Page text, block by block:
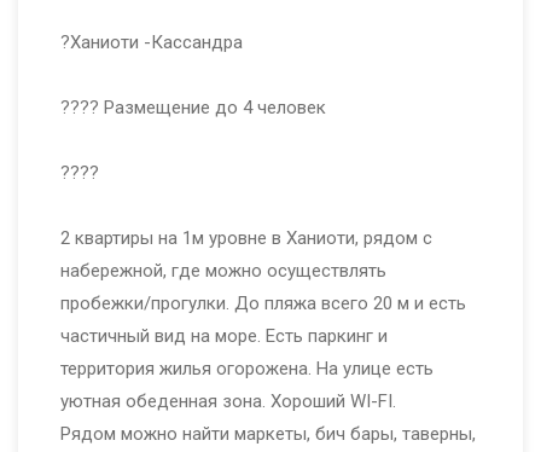
?Ханиоти -Кассандра
?‍?‍?‍? Размещение до 4 человек
????
2 квартиры на 1м уровне в Ханиоти, рядом с
набережной, где можно осуществлять
пробежки/прогулки. До пляжа всего 20 м и есть
частичный вид на море. Есть паркинг и
территория жилья огорожена. На улице есть
уютная обеденная зона. Хороший WI-FI.
Рядом можно найти маркеты, бич бары, таверны,